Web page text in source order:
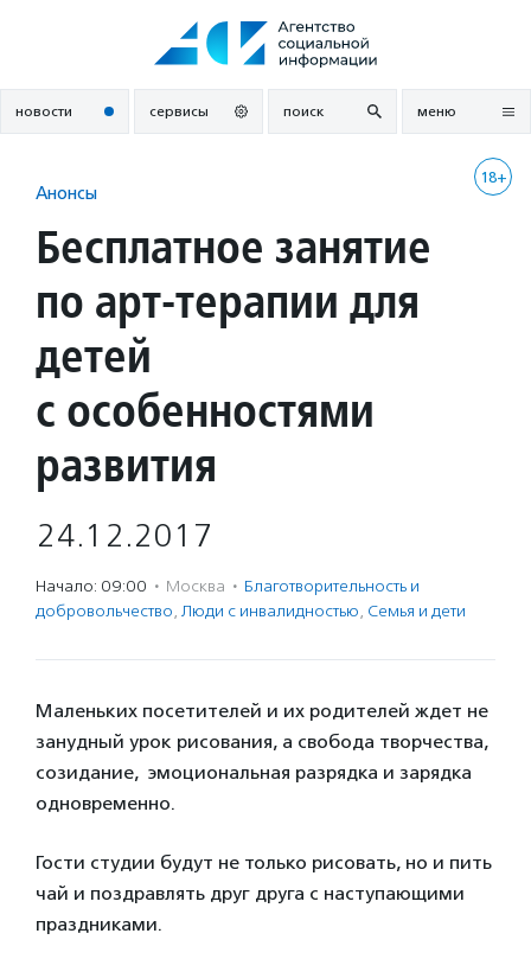
новости сервисы поиск меню
18+
Анонсы
Бесплатное занятие
по арт-терапии для
детей
с особенностями
развития
24.12.2017
Начало: 09:00 · Москва · Благотвори­тель­ность и
доброволь­чест­во, Люди с инвалидностью, Семья и дети
Маленьких посетителей и их родителей ждет не
занудный урок рисования, а свобода творчества,
созидание, эмоциональная разрядка и зарядка
одновременно.
Гости студии будут не только рисовать, но и пить
чай и поздравлять друг друга с наступающими
праздниками.